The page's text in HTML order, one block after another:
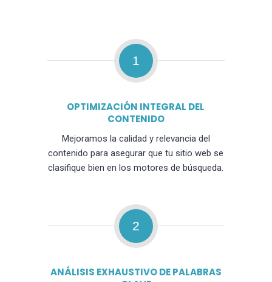
1
OPTIMIZACIÓN INTEGRAL DEL
CONTENIDO
Mejoramos la calidad y relevancia del
contenido para asegurar que tu sitio web se
clasifique bien en los motores de búsqueda.
2
ANÁLISIS EXHAUSTIVO DE PALABRAS